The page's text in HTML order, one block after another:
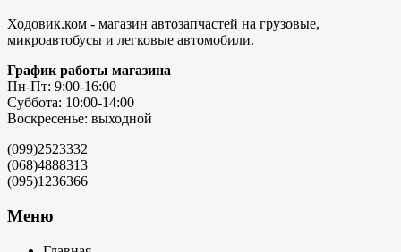
Ходовик.ком - магазин автозапчастей на грузовые,
микроавтобусы и легковые автомобили.
График работы магазина
Пн-Пт: 9:00-16:00
Суббота: 10:00-14:00
Воскресенье: выходной
(099)2523332
(068)4888313
(095)1236366
Меню